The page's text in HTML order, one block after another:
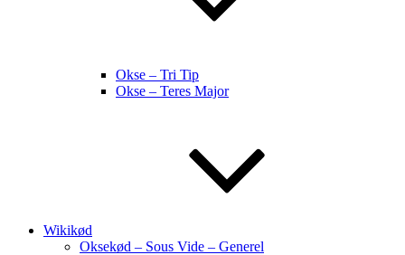
Okse – Tri Tip
Okse – Teres Major
Wikikød
Oksekød – Sous Vide – Generel